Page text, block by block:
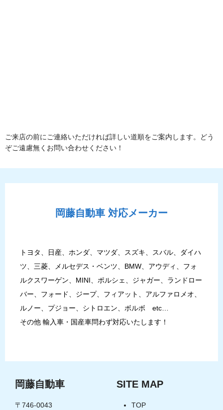
ご来店の前にご連絡いただければ詳しい道順をご案内します。どう
ぞご遠慮無くお問い合わせください！
岡藤自動車 対応メーカー
トヨタ、日産、ホンダ、マツダ、スズキ、スバル、ダイハ
ツ、三菱、メルセデス・ベンツ、BMW、アウディ、フォ
ルクスワーゲン、MINI、ポルシェ、ジャガー、ランドロー
バー、フォード、ジープ、フィアット、アルファロメオ、
ルノー、プジョー、シトロエン、ボルボ etc…
その他 輸入車・国産車問わず対応いたします！
岡藤自動車
〒746-0043
SITE MAP
TOP